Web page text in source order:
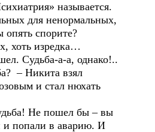
называется.
для ненормальных,
опять спорите?
хоть изредка…
Судьба-а-а, однако!..
– Никита взял
и стал нюхать
Не пошел бы – вы
и попали в аварию. И